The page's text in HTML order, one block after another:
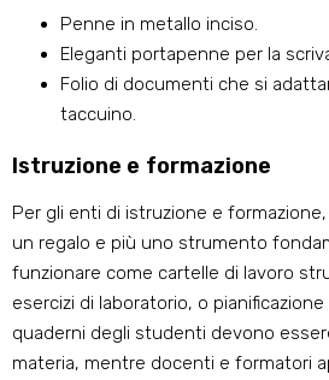
Penne in metallo inciso.
Eleganti portapenne per la
Folio di documenti che si
taccuino.
Istruzione e formazione
Per gli enti di istruzione e
un regalo e più uno strumento
funzionare come cartelle di lavoro
esercizi di laboratorio, o pianificazione
quaderni degli studenti devono
materia, mentre docenti e formatori